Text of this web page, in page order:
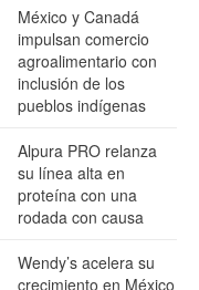
México y Canadá
impulsan comercio
agroalimentario con
inclusión de los
pueblos indígenas
Alpura PRO relanza
su línea alta en
proteína con una
rodada con causa
Wendy’s acelera su
crecimiento en México